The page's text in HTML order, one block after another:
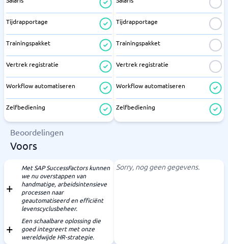
Tijdrapportage
Trainingspakket
Vertrek registratie
Workflow automatiseren
Zelfbediening
Tijdrapportage
Trainingspakket
Vertrek registratie
Workflow automatiseren
Zelfbediening
Beoordelingen
Voors
Met SAP SuccessFactors kunnen
we nu overstappen van
handmatige, arbeidsintensieve
processen naar
geautomatiseerd en efficiënt
levenscyclusbeheer.
Een schaalbare oplossing die
goed integreert met onze
wereldwijde HR-strategie.
Sorry, nog geen gegevens.